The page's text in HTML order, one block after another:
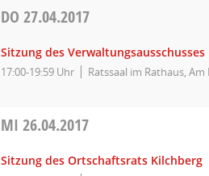
DO27.04.2017
Sitzung des Verwaltungsausschusses
17:00-19:59 Uhr Ratssaal im Rathaus, Am
MI26.04.2017
Sitzung des Ortschaftsrats Kilchberg